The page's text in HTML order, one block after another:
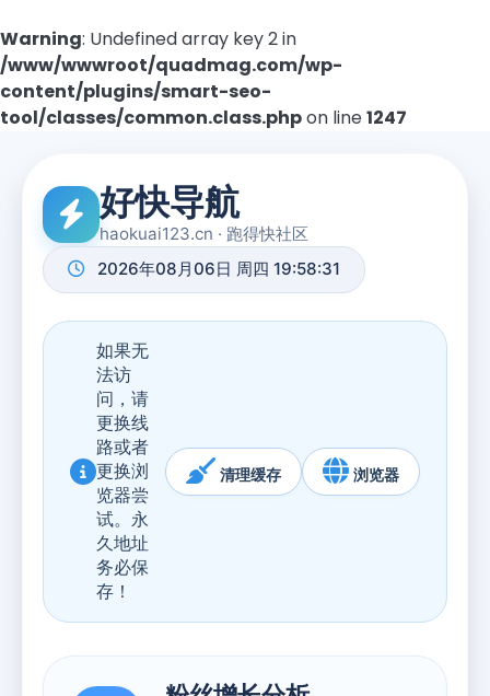
Warning: Undefined array key 2 in
/www/wwwroot/quadmag.com/wp-
content/plugins/smart-seo-
tool/classes/common.class.phpon line1247